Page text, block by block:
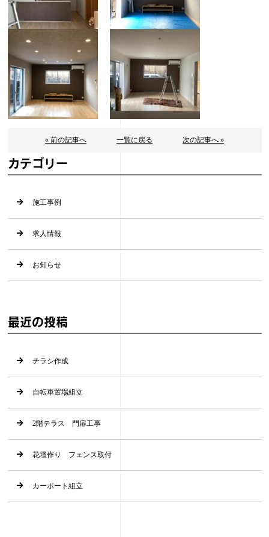
« 前の記事へ 一覧に戻る 次の記事へ »
カテゴリー
施工事例
求人情報
お知らせ
最近の投稿
チラシ作成
自転車置場組立
2階テラス 門扉工事
花壇作り フェンス取付
カーポート組立